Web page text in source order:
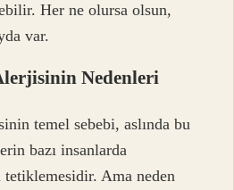
Her ne olursa olsun,
var.
Nedenleri
temel sebebi, aslında bu
bazı insanlarda
tetiklemesidir. Ama neden